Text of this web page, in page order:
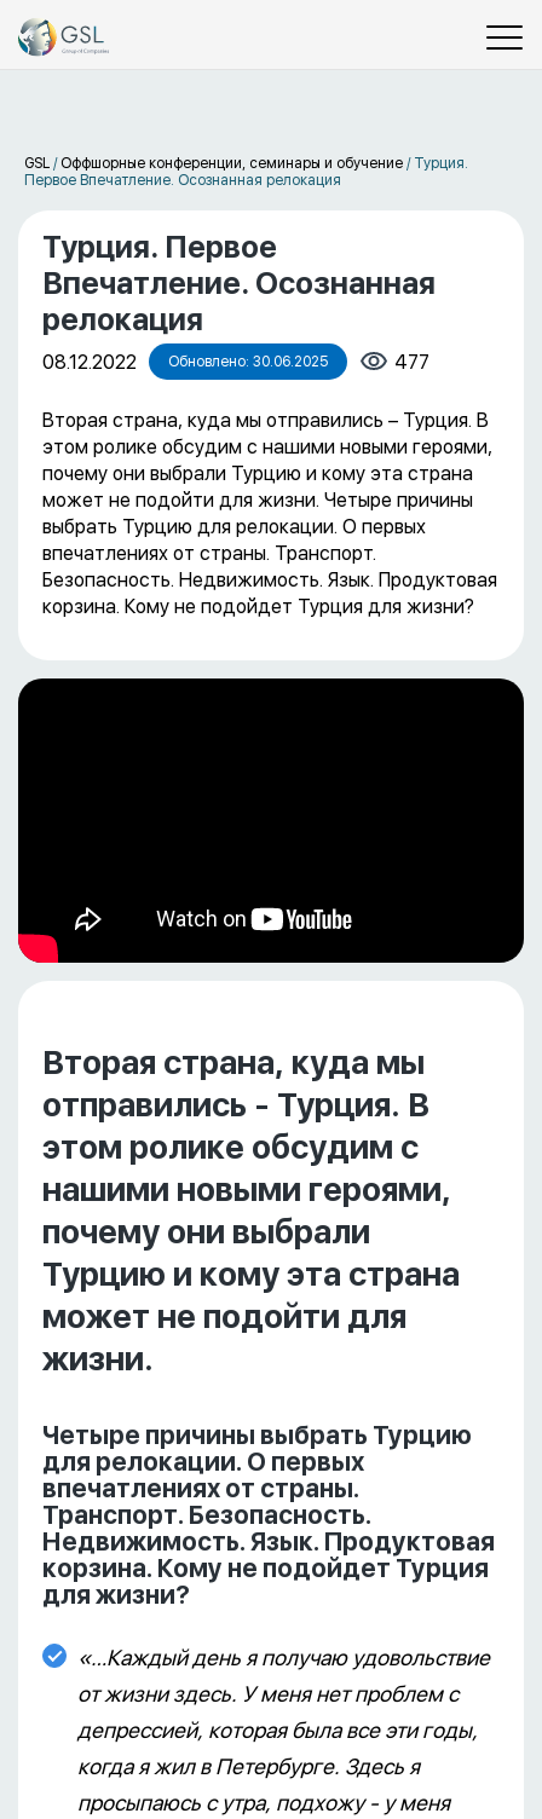
GSL / Оффшорные конференции, семинары и обучение / Турция.
Первое Впечатление. Осознанная релокация
Турция. Первое
Впечатление. Осознанная
релокация
08.12.2022 Обновлено: 30.06.2025 477
Вторая страна, куда мы отправились – Турция. В
этом ролике обсудим с нашими новыми героями,
почему они выбрали Турцию и кому эта страна
может не подойти для жизни. Четыре причины
выбрать Турцию для релокации. О первых
впечатлениях от страны. Транспорт.
Безопасность. Недвижимость. Язык. Продуктовая
корзина. Кому не подойдет Турция для жизни?
Вторая страна, куда мы
отправились - Турция. В
этом ролике обсудим с
нашими новыми героями,
почему они выбрали
Турцию и кому эта страна
может не подойти для
жизни.
Четыре причины выбрать Турцию
для релокации. О первых
впечатлениях от страны.
Транспорт. Безопасность.
Недвижимость. Язык. Продуктовая
корзина. Кому не подойдет Турция
для жизни?
«…Каждый день я получаю удовольствие
от жизни здесь. У меня нет проблем с
депрессией, которая была все эти годы,
когда я жил в Петербурге. Здесь я
просыпаюсь с утра, подхожу - у меня